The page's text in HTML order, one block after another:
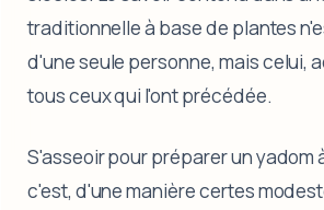
traditionnelle à base de plantes
d'une seule personne, mais celui,
tous ceux qui l'ont précédée.
S'asseoir pour préparer un yadom
c'est, d'une manière certes